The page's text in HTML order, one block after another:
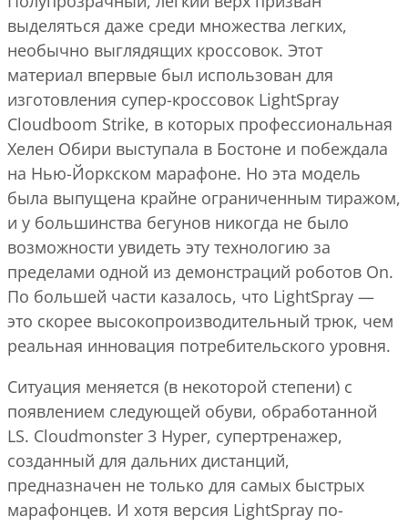
выделяться даже среди множества легких,
необычно выглядящих кроссовок. Этот
материал впервые был использован для
изготовления супер-кроссовок LightSpray
Cloudboom Strike, в которых профессиональная
Хелен Обири выступала в Бостоне и побеждала
на Нью-Йоркском марафоне. Но эта модель
была выпущена крайне ограниченным тиражом,
и у большинства бегунов никогда не было
возможности увидеть эту технологию за
пределами одной из демонстраций роботов On.
По большей части казалось, что LightSpray —
это скорее высокопроизводительный трюк, чем
реальная инновация потребительского уровня.
Ситуация меняется (в некоторой степени) с
появлением следующей обуви, обработанной
LS. Cloudmonster 3 Hyper, супертренажер,
созданный для дальних дистанций,
предназначен не только для самых быстрых
марафонцев. И хотя версия LightSpray по-